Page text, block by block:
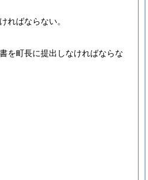
ればならない。
を町長に提出しなければならな